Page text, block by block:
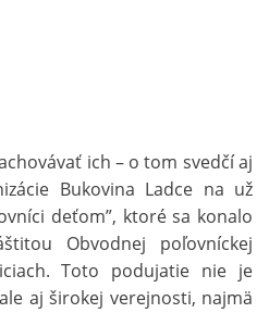
ich – o tom svedčí aj
Bukovina Ladce na už
deťom”, ktoré sa konalo
Obvodnej poľovníckej
Toto podujatie nie je
aj širokej verejnosti, najmä